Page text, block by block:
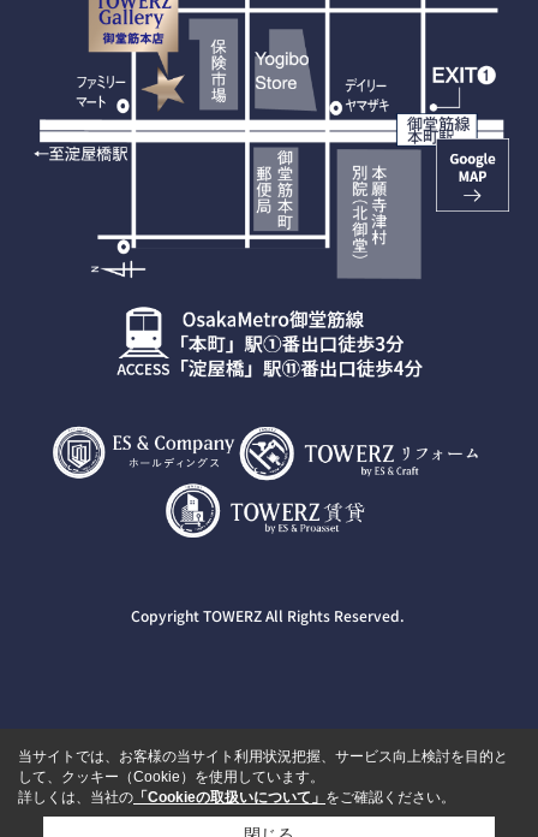
Copyright TOWERZ All Rights Reserved.
当サイトでは、お客様の当サイト利用状況把握、サービス向上検討を目的と
して、クッキー（Cookie）を使用しています。
詳しくは、当社の 「Cookieの取扱いについて」 をご確認ください。